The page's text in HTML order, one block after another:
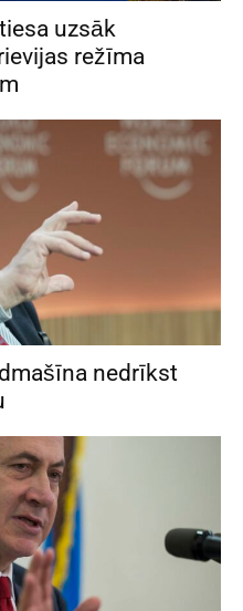
uzsāk
režīma
nedrīkst